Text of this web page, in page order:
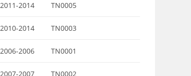
2011-2014 TN0005
2010-2014 TN0003
2006-2006 TN0001
2007-2007 TN0002